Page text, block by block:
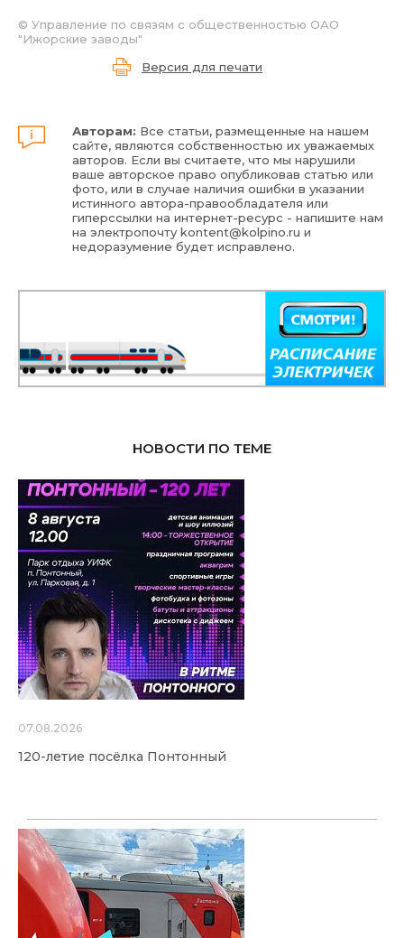
© Управление по связям с общественностью ОАО
"Ижорские заводы"
Версия для печати
Авторам: Все статьи, размещенные на нашем
сайте, являются собственностью их уважаемых
авторов. Если вы считаете, что мы нарушили
ваше авторское право опубликовав статью или
фото, или в случае наличия ошибки в указании
истинного автора-правообладателя или
гиперссылки на интернет-ресурс - напишите нам
на электропочтуkontent@kolpino.ru и
недоразумение будет исправлено.
НОВОСТИ ПО ТЕМЕ
07.08.2026
120-летие посёлка Понтонный